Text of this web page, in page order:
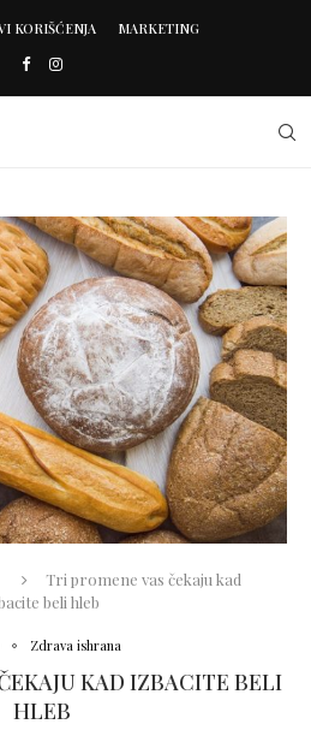
KORIŠĆENJA MARKETING
Tri promene vas čekaju kad
beli hleb
Zdrava ishrana
KAD IZBACITE BELI
HLEB